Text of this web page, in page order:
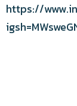
https://